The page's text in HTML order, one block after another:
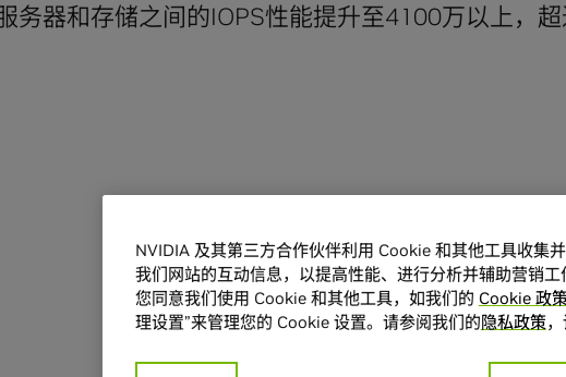
务器和存储之间的IOPS性能提升至4100万以上，超
NVIDIA 及其第三方合作伙伴利用 Cookie 和其他工具收集
我们网站的互动信息，以提高性能、进行分析并辅助营销工
您同意我们使用 Cookie 和其他工具，如我们的 Cookie 政
理设置”来管理您的 Cookie 设置。请参阅我们的隐私政策，